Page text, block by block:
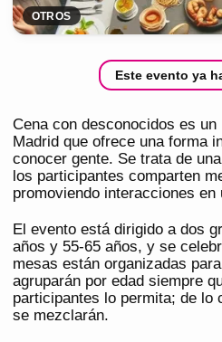
OTROS
Este evento ya
Cena con desconocidos es
Madrid que ofrece una forma
conocer gente. Se trata de
los participantes comparten
promoviendo interacciones en
El evento está dirigido a dos
años y 55-65 años, y se
mesas están organizadas
agruparán por edad siempre
participantes lo permita; de lo
se mezclarán.